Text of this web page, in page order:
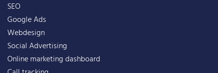
SEO
Google Ads
Webdesign
Social Advertising
Online marketing dashboard